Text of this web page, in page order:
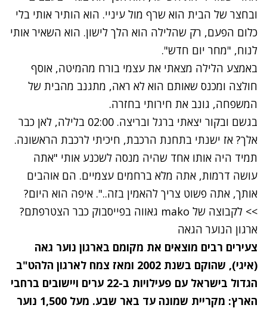
ובחצר של הבית הוא שרף מול עיניי. הוא הותיר אותי בלי
כלום הפעם, רק שהלילה הוא הלך לישון. הוא השאיר אותי
לנוח, "מחר יום חדש".
באמצע הלילה מצאתי את עצמי בורח מהמיטה, אוסף
חולצה ומכנס שאותם הוא לא ראה, מתגנב מהבית של
המשפחה, גונב את חירותי בחזרה.
בגשם ובקור יצאתי ברגל ובריצה. 02:00 בלילה, לאן כבר
אלך? אז ישנתי בתחנת הרכבת, חיכיתי לרכבת הראשונה.
תמיד היה אותו אחד שהיה מנסה לשכנע אותי "אתה
עושה דרמות, אתה מלא ברחמים עצמיים. הם אוהבים
אותך, אתה פשוט צריך להאמין בזה..". איפה הוא היום?
>> לקבוצה של mako גאווה בפייסבוק כבר הצטרפתם?
ארגון הנוער הגאה
צעירים רבים מוצאים את מקומם בארגון נוער גאה
(איגי), שהוקם בשנת 2002 ומאז צמח לארגון הלהט"ב
הגדול בישראל עם פעילויות ב-22 ערים ויישובים ברחבי
הארץ: מקריית שמונה עד באר שבע. מעל 1,500 נוער